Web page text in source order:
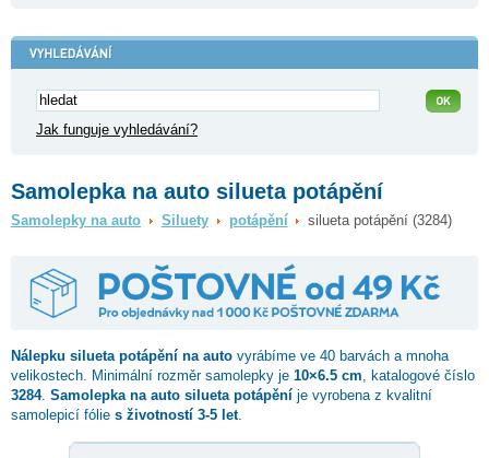
Jak funguje vyhledávání?
Samolepka na auto silueta potápění
Samolepky na auto Siluety potápění silueta potápění (3284)
Nálepku silueta potápění na auto vyrábíme ve 40 barvách a mnoha
velikostech. Minimální rozměr samolepky je 10×6.5 cm , katalogové číslo
3284. Samolepka na auto silueta potápění je vyrobena z kvalitní
samolepicí fólie s životností 3-5 let.